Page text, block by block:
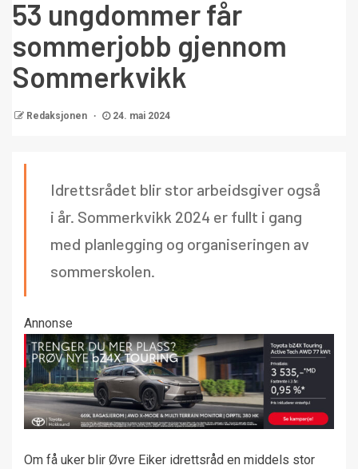
53 ungdommer får
sommerjobb gjennom
Sommerkvikk
Redaksjonen 24. mai 2024
Idrettsrådet blir stor arbeidsgiver også
i år. Sommerkvikk 2024 er fullt i gang
med planlegging og organiseringen av
sommerskolen.
Annonse
Om få uker blir Øvre Eiker idrettsråd en middels stor